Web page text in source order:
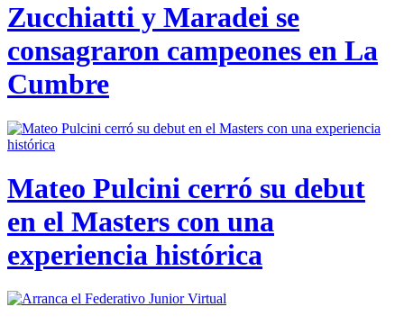
Zucchiatti y Maradei se
consagraron campeones en La
Cumbre
Mateo Pulcini cerró su debut
en el Masters con una
experiencia histórica